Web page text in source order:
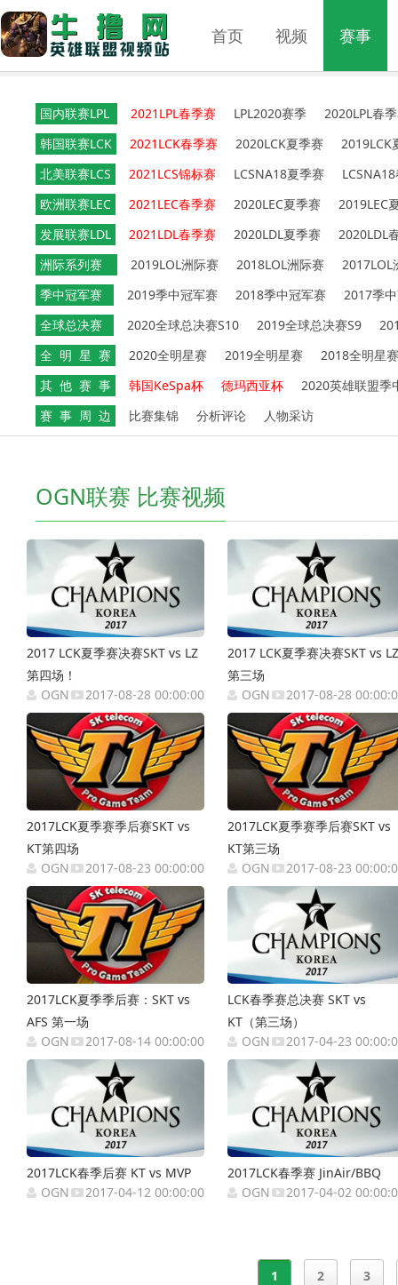
首页 视频 赛事
国内联赛LPL 2021LPL春季赛 LPL2020赛季
2020LPL春
韩国联赛LCK
2021LCK春季赛 2020LCK夏季赛
2019LCK
北美联赛LCS
2021LCS锦标赛 LCSNA18夏季赛
欧洲联赛LEC
2021LEC春季赛 2020LEC夏季赛
2019LEC
发展联赛LDL
2021LDL春季赛 2020LDL夏季赛
2020LDL
洲际系列赛
2019LOL洲际赛 2018LOL洲际赛
2017LOL
季中冠军赛
2019季中冠军赛 2018季中冠军赛
2017季
全球总决赛
2020全球总决赛S10 2019全球总决赛S9
全 明 星 赛
2020全明星赛 2019全明星赛
2018全明星赛
其 他 赛 事
韩国KeSpa杯 德玛西亚杯
2020英雄联盟季
赛 事 周 边
比赛集锦 分析评论 人物采访
OGN联赛 比赛视频
2017 LCK夏季赛决赛SKT vs LZ
第四场！
OGN
2017-08-28 00:00:00
2017 LCK夏季赛决赛SKT vs LZ
第三场
OGN
2017-08-28
2017LCK夏季赛季后赛SKT vs
KT第四场
OGN
2017-08-23 00:00:00
2017LCK夏季赛季后赛SKT vs
KT第三场
OGN
2017-08-23
2017LCK夏季季后赛：SKT vs
AFS 第一场
OGN
2017-08-14 00:00:00
LCK春季赛总决赛 SKT vs
KT（第三场）
OGN
2017-04-23
2017LCK春季后赛 KT vs MVP
OGN
2017-04-12 00:00:00
2017LCK春季赛 JinAir/BBQ
OGN
2017-04-02
1 2 3